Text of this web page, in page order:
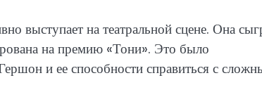
выступает на театральной сцене. Она
на премию «Тони». Это было
и ее способности справиться с